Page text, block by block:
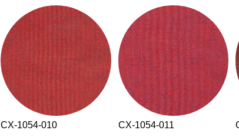
CX-1054-010 CX-1054-011